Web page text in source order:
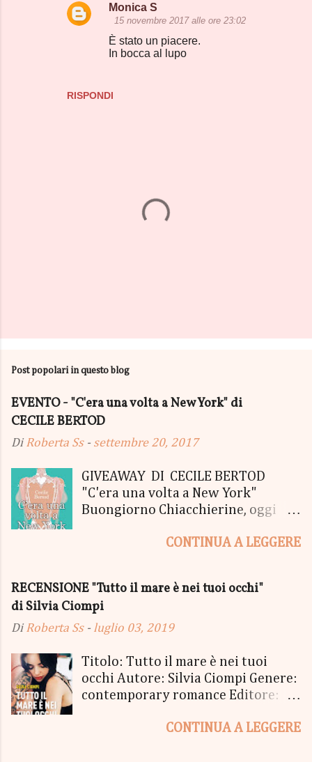
RISPONDI
Monica S
15 novembre 2017 alle ore 23:02
È stato un piacere.
In bocca al lupo
t
u
n
c
m
e
n
t
o
Post popolari in questo blog
EVENTO - "C'era una volta a New York" di
CECILE BERTOD
DiRoberta Ss - settembre 20, 2017
GIVEAWAY DI CECILE BERTOD
"C'era una volta a New York"
Buongiorno Chiacchierine, oggi
lanciamo il SUPER MEGA GIVEAWAY
05 Ottobre di "C'era una volta a
New York", edito Newton Compton.
Un Giveaway molto ricco per la
Premio, che si aggiudicherà tutto
in Un bel PACCO SORPRESA: - La
Copia Cartacea di "C'era una volta a
"tutto ma non il mio Tailleur" - una
CONTINUA A LEGGERE
RECENSIONE "Tutto il mare è nei tuoi occhi"
di Silvia Ciompi
DiRoberta Ss - luglio 03, 2019
Titolo: Tutto il mare è nei tuoi
occhi Autore: Silvia Ciompi Genere:
contemporary romance Editore:
Pubblicazione: 4 giugno Formato:
CONTINUA A LEGGERE